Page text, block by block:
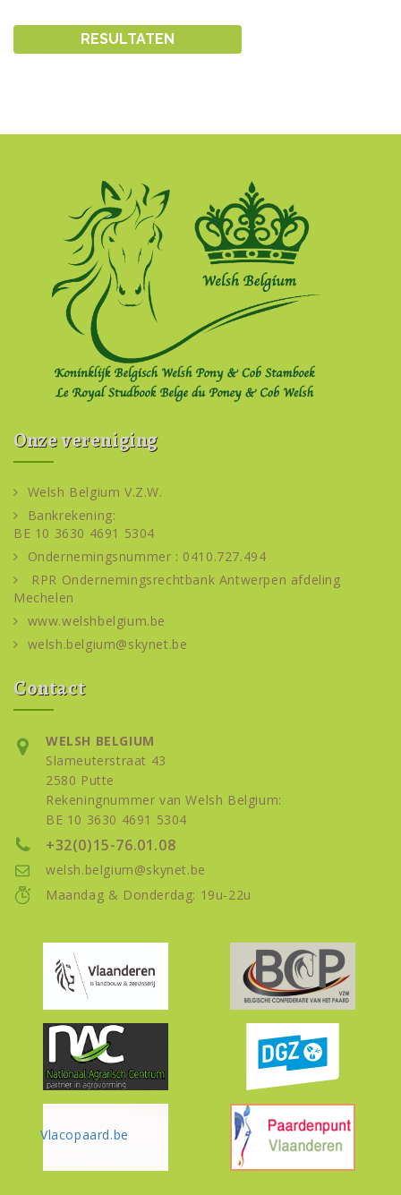
RESULTATEN
Onze vereniging
Welsh Belgium V.Z.W.
Bankrekening:
BE 10 3630 4691 5304
Ondernemingsnummer : 0410.727.494
RPR Ondernemingsrechtbank Antwerpen afdeling
Mechelen
www.welshbelgium.be
welsh.belgium@skynet.be
Contact
WELSH BELGIUM
Slameuterstraat 43
2580 Putte
Rekeningnummer van Welsh Belgium:
BE 10 3630 4691 5304
+32(0)15-76.01.08
welsh.belgium@skynet.be
Maandag & Donderdag: 19u-22u
Vlacopaard.be